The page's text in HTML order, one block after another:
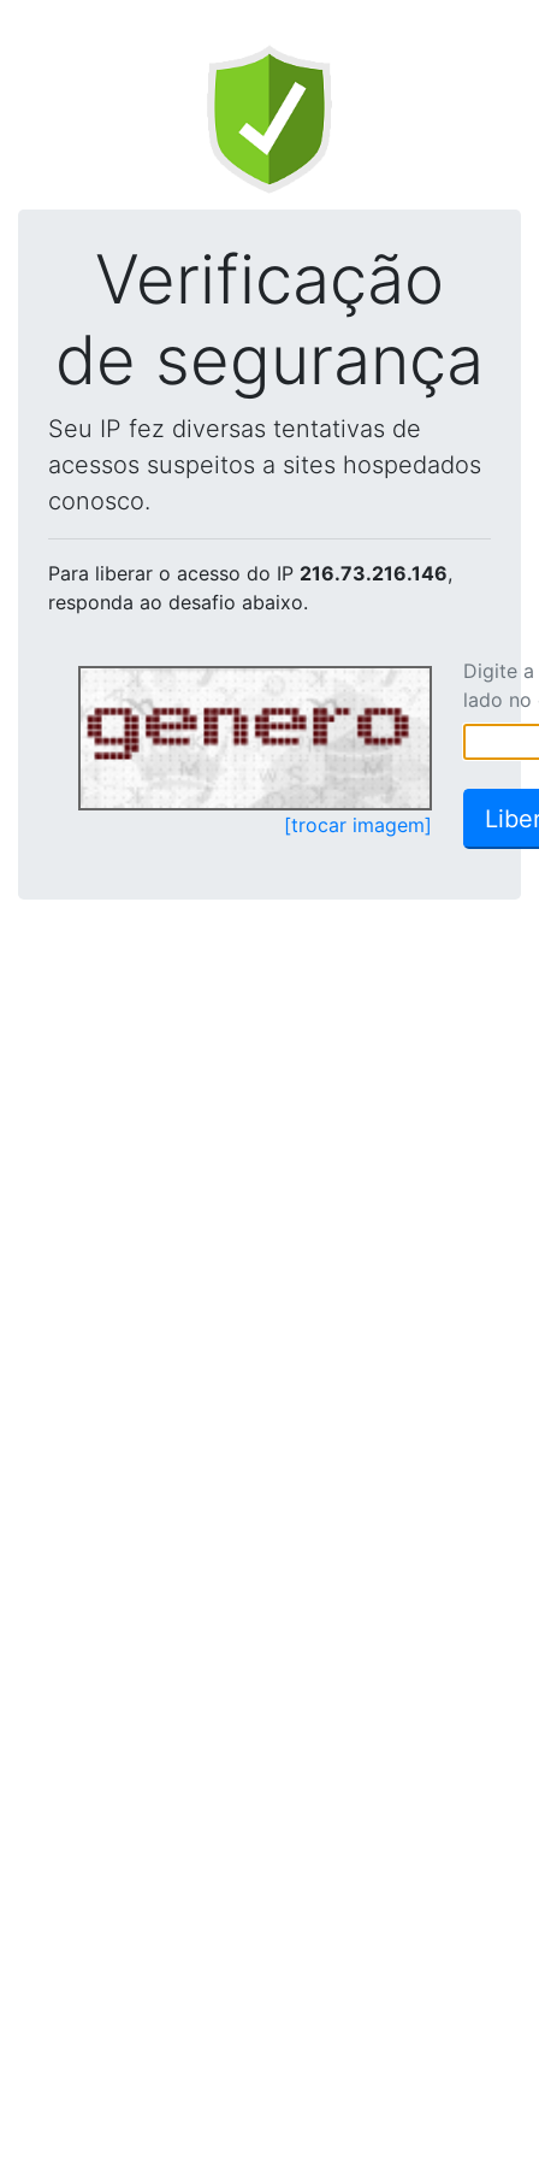
Verificação
de segurança
Seu IP fez diversas tentativas de
acessos suspeitos a sites hospedados
conosco.
Para liberar o acesso do IP 216.73.216.146,
responda ao desafio abaixo.
[trocar imagem]
Digite
lado no